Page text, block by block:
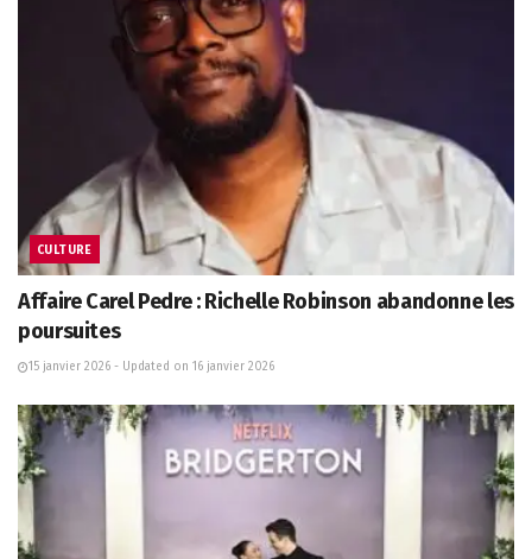
CULTURE
Affaire Carel Pedre : Richelle Robinson abandonne les
poursuites
15 janvier 2026 - Updated on 16 janvier 2026